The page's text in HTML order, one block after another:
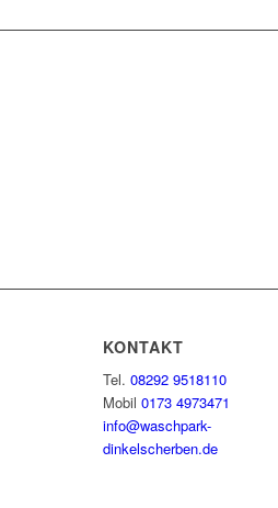
KONTAKT
Tel.08292 9518110
Mobil0173 4973471
info@waschpark-
dinkelscherben.de